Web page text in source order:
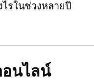
รในช่วงหลายปี
นไลน์